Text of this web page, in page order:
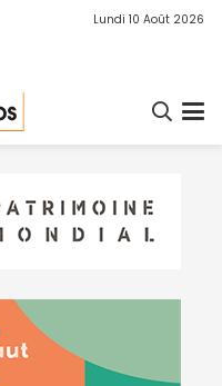
Lundi 10 Août 2026